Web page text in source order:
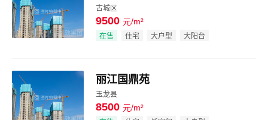
效果图
古城区
9500 元/m²
在售 住宅 大户型 大阳台
丽江国鼎苑
玉龙县
8500 元/m²